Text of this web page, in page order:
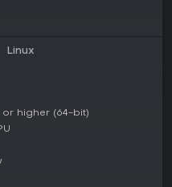
się znaczących
wprowadzającej nowy
w przedmiotach.
Tytuł wciąż jest
Linux
or higher (64-bit)